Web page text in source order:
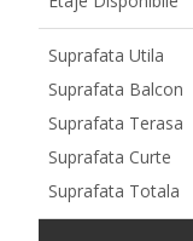
Suprafata Utila
Suprafata Balcon
Suprafata Terasa
Suprafata Curte
Suprafata Totala